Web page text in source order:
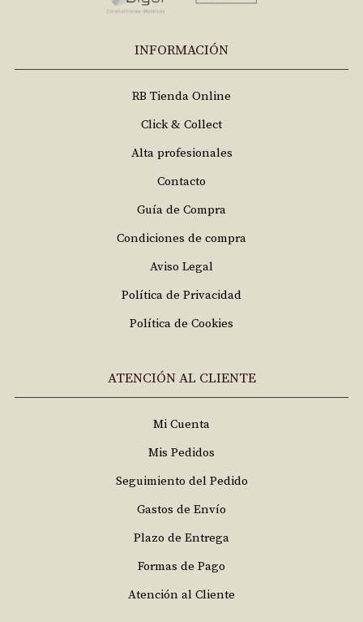
INFORMACIÓN
RB Tienda Online
Click & Collect
Alta profesionales
Contacto
Guía de Compra
Condiciones de compra
Aviso Legal
Política de Privacidad
Política de Cookies
ATENCIÓN AL CLIENTE
Mi Cuenta
Mis Pedidos
Seguimiento del Pedido
Gastos de Envío
Plazo de Entrega
Formas de Pago
Atención al Cliente